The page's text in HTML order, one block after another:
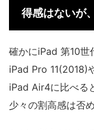
得感はないが
確かにiPad 第10世
iPad Pro 11(2018)
iPad Air4に比べる
少々の割高感は否め